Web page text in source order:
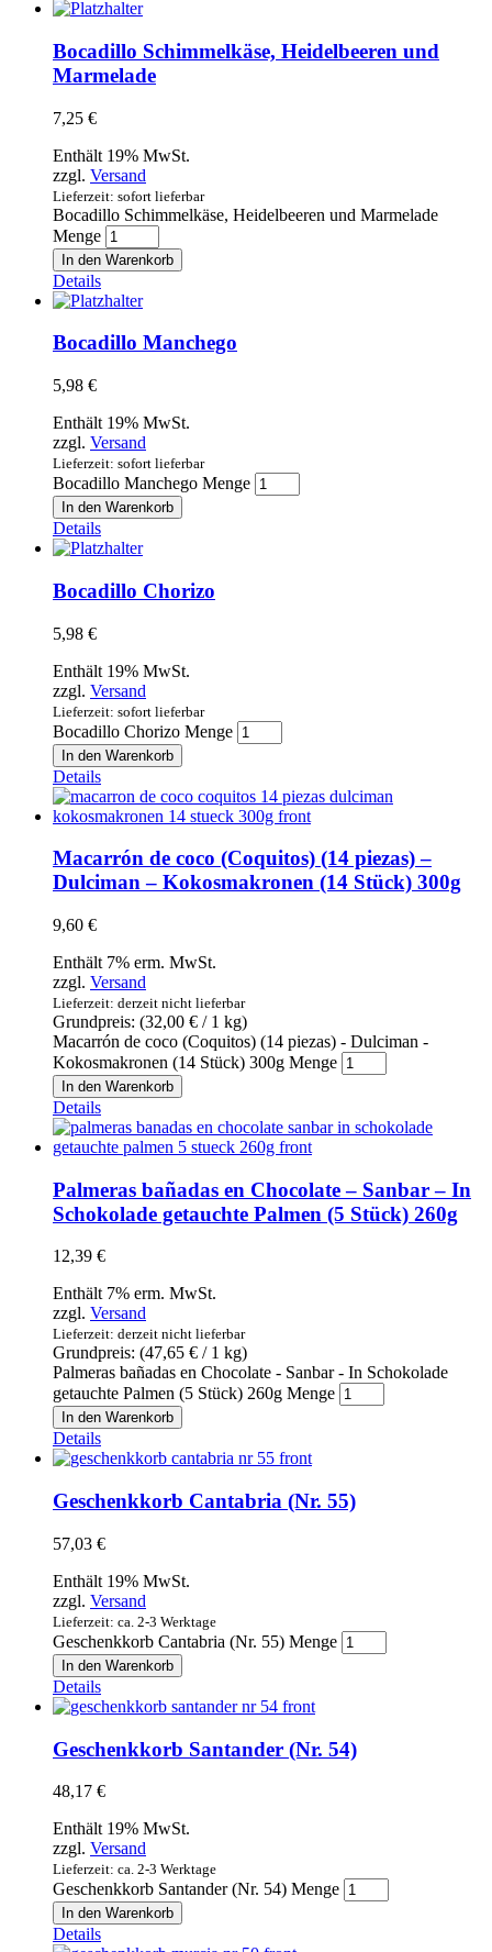
Bocadillo Schimmelkäse, Heidelbeeren und
Marmelade
7,25 €
Enthält 19% MwSt.
zzgl. Versand
Lieferzeit: sofort lieferbar
Bocadillo Schimmelkäse, Heidelbeeren und Marmelade
Menge
In den Warenkorb
Details
Bocadillo Manchego
5,98 €
Enthält 19% MwSt.
zzgl. Versand
Lieferzeit: sofort lieferbar
Bocadillo Manchego Menge
In den Warenkorb
Details
Bocadillo Chorizo
5,98 €
Enthält 19% MwSt.
zzgl. Versand
Lieferzeit: sofort lieferbar
Bocadillo Chorizo Menge
In den Warenkorb
Details
Macarrón de coco (Coquitos) (14 piezas) –
Dulciman – Kokosmakronen (14 Stück) 300g
9,60 €
Enthält 7% erm. MwSt.
zzgl. Versand
Lieferzeit: derzeit nicht lieferbar
Grundpreis: (32,00 € / 1 kg)
Macarrón de coco (Coquitos) (14 piezas) - Dulciman -
Kokosmakronen (14 Stück) 300g Menge
In den Warenkorb
Details
Palmeras bañadas en Chocolate – Sanbar – In
Schokolade getauchte Palmen (5 Stück) 260g
12,39 €
Enthält 7% erm. MwSt.
zzgl. Versand
Lieferzeit: derzeit nicht lieferbar
Grundpreis: (47,65 € / 1 kg)
Palmeras bañadas en Chocolate - Sanbar - In Schokolade
getauchte Palmen (5 Stück) 260g Menge
In den Warenkorb
Details
Geschenkkorb Cantabria (Nr. 55)
57,03 €
Enthält 19% MwSt.
zzgl. Versand
Lieferzeit: ca. 2-3 Werktage
Geschenkkorb Cantabria (Nr. 55) Menge
In den Warenkorb
Details
Geschenkkorb Santander (Nr. 54)
48,17 €
Enthält 19% MwSt.
zzgl. Versand
Lieferzeit: ca. 2-3 Werktage
Geschenkkorb Santander (Nr. 54) Menge
In den Warenkorb
Details